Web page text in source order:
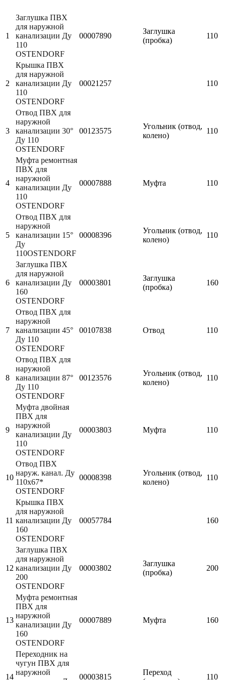
1
Заглушка ПВХ
для наружной
канализации Ду
110
OSTENDORF
00007890
Заглушка
(пробка)
110
2
Крышка ПВХ
для наружной
канализации Ду
110
OSTENDORF
00021257 110
3
Отвод ПВХ для
наружной
канализации 30°
Ду 110
OSTENDORF
00123575
Угольник (отвод,
колено)
110
4
Муфта ремонтная
ПВХ для
наружной
канализации Ду
110
OSTENDORF
00007888 Муфта 110
5
Отвод ПВХ для
наружной
канализации 15°
Ду
110OSTENDORF
00008396
Угольник (отвод,
колено)
110
6
Заглушка ПВХ
для наружной
канализации Ду
160
OSTENDORF
00003801
Заглушка
(пробка)
160
7
Отвод ПВХ для
наружной
канализации 45°
Ду 110
OSTENDORF
00107838 Отвод 110
8
Отвод ПВХ для
наружной
канализации 87°
Ду 110
OSTENDORF
00123576
Угольник (отвод,
колено)
110
9
Муфта двойная
ПВХ для
наружной
канализации Ду
110
OSTENDORF
00003803 Муфта 110
10
Отвод ПВХ
наруж. канал. Ду
110х67*
OSTENDORF
00008398
Угольник (отвод,
колено)
110
11
Крышка ПВХ
для наружной
канализации Ду
160
OSTENDORF
00057784 160
12
Заглушка ПВХ
для наружной
канализации Ду
200
OSTENDORF
00003802
Заглушка
(пробка)
200
13
Муфта ремонтная
ПВХ для
наружной
канализации Ду
160
OSTENDORF
00007889 Муфта 160
14
Переходник на
чугун ПВХ для
наружной
00003815
Переход
110